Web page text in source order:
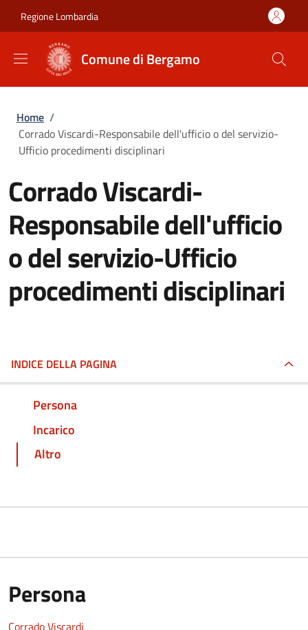
Regione Lombardia
Comune di Bergamo
Briciole di pane
Home /
Corrado Viscardi-Responsabile dell'ufficio o del servizio-
Ufficio procedimenti disciplinari
Corrado Viscardi-
Responsabile dell'ufficio
o del servizio-Ufficio
procedimenti disciplinari
INDICE DELLA PAGINA
Persona
Incarico
Altro
Persona